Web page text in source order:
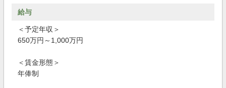
給与
＜予定年収＞
650万円～1,000万円
＜賃金形態＞
年俸制